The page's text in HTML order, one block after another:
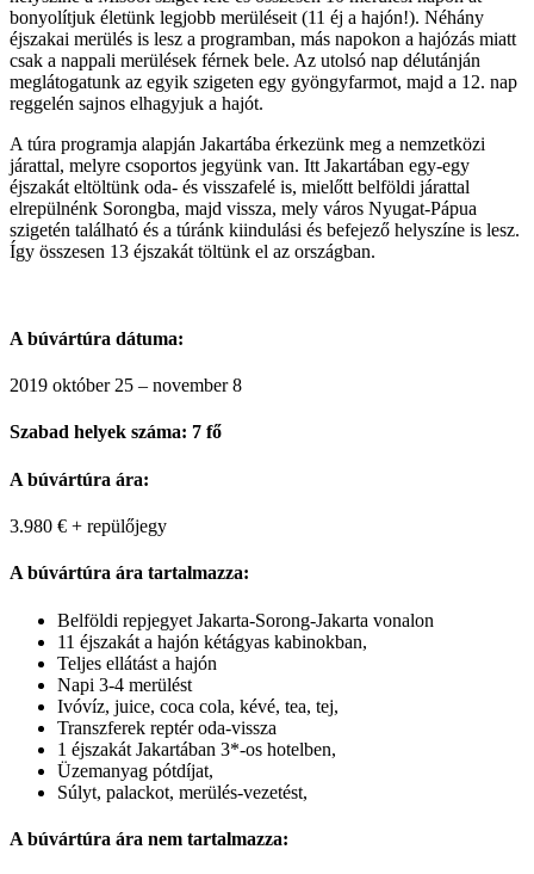
bonyolítjuk életünk legjobb merüléseit (11 éj a hajón!). Néhány
éjszakai merülés is lesz a programban, más napokon a hajózás miatt
csak a nappali merülések férnek bele. Az utolsó nap délutánján
meglátogatunk az egyik szigeten egy gyöngyfarmot, majd a 12. nap
reggelén sajnos elhagyjuk a hajót.
A túra programja alapján Jakartába érkezünk meg a nemzetközi
járattal, melyre csoportos jegyünk van. Itt Jakartában egy-egy
éjszakát eltöltünk oda- és visszafelé is, mielőtt belföldi járattal
elrepülnénk Sorongba, majd vissza, mely város Nyugat-Pápua
szigetén található és a túránk kiindulási és befejező helyszíne is lesz.
Így összesen 13 éjszakát töltünk el az országban.
A búvártúra dátuma:
2019 október 25 – november 8
Szabad helyek száma: 7 fő
A búvártúra ára:
3.980 € + repülőjegy
A búvártúra ára tartalmazza:
Belföldi repjegyet Jakarta-Sorong-Jakarta vonalon
11 éjszakát a hajón kétágyas kabinokban,
Teljes ellátást a hajón
Napi 3-4 merülést
Ivóvíz, juice, coca cola, kévé, tea, tej,
Transzferek reptér oda-vissza
1 éjszakát Jakartában 3*-os hotelben,
Üzemanyag pótdíjat,
Súlyt, palackot, merülés-vezetést,
A búvártúra ára nem tartalmazza: